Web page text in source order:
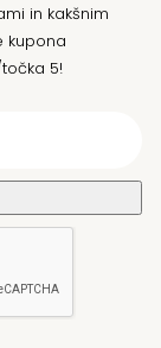
in kakšnim
kupona
5!